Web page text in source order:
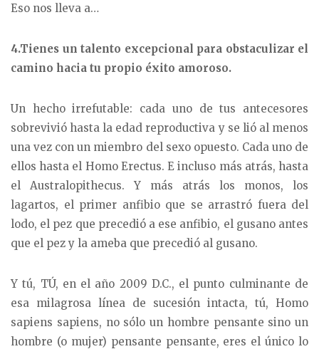
Eso nos lleva a…
4.Tienes un talento excepcional para obstaculizar el
camino hacia tu propio éxito amoroso.
Un hecho irrefutable: cada uno de tus antecesores
sobrevivió hasta la edad reproductiva y se lió al menos
una vez con un miembro del sexo opuesto. Cada uno de
ellos hasta el Homo Erectus. E incluso más atrás, hasta
el Australopithecus. Y más atrás los monos, los
lagartos, el primer anfibio que se arrastró fuera del
lodo, el pez que precedió a ese anfibio, el gusano antes
que el pez y la ameba que precedió al gusano.
Y tú, TÚ, en el año 2009 D.C., el punto culminante de
esa milagrosa línea de sucesión intacta, tú, Homo
sapiens sapiens, no sólo un hombre pensante sino un
hombre (o mujer) pensante pensante, eres el único lo